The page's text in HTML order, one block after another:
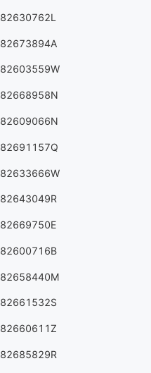
82630762L
82673894A
82603559W
82668958N
82609066N
82691157Q
82633666W
82643049R
82669750E
82600716B
82658440M
82661532S
82660611Z
82685829R